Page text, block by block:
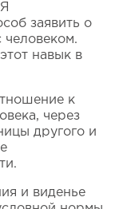
заявить о
человеком.
навык в
к
через
другого и
и виденье